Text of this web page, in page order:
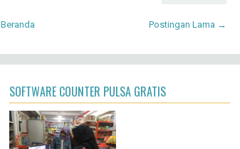
Postingan Lama →
Beranda
SOFTWARE COUNTER PULSA GRATIS